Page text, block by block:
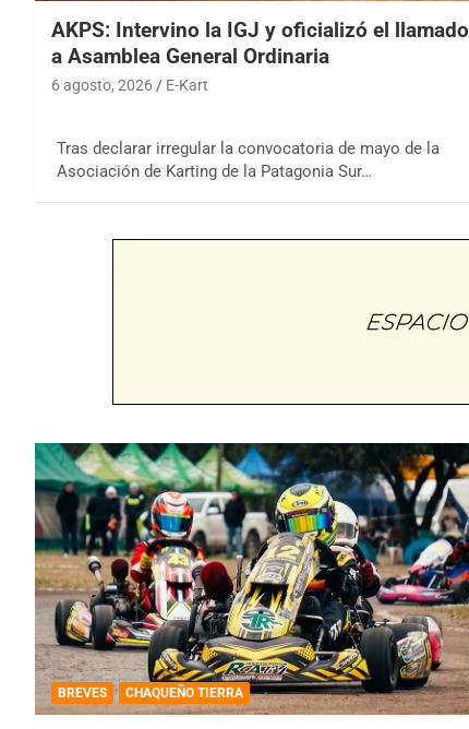
AKPS: Intervino la IGJ y oficializó el llamado
a Asamblea General Ordinaria
6 agosto, 2026 E-Kart
Tras declarar irregular la convocatoria de mayo de la
Asociación de Karting de la Patagonia Sur…
BREVES CHAQUEÑO TIERRA